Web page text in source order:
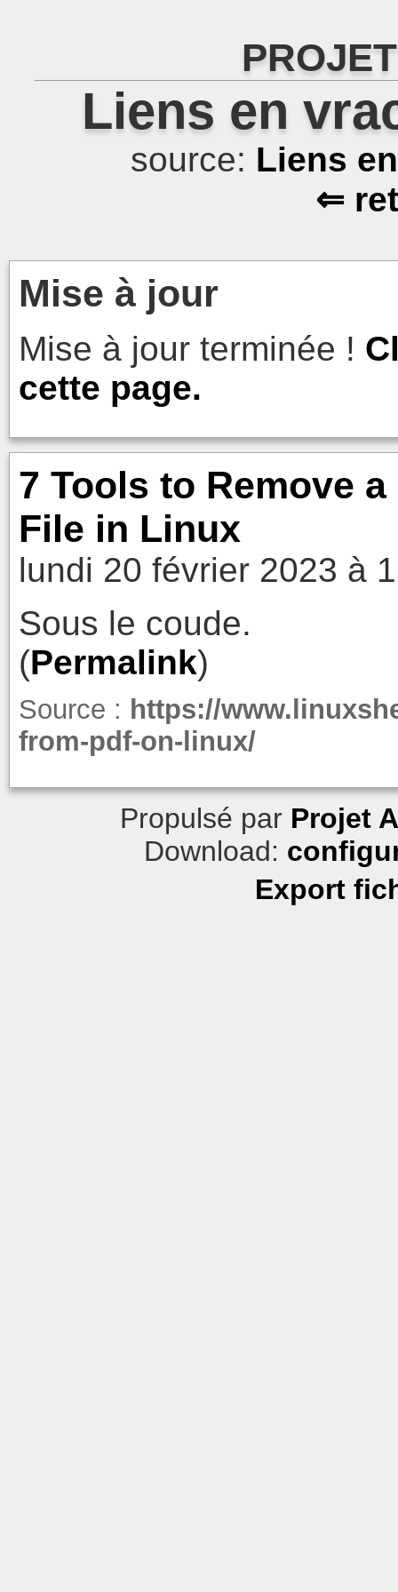
Liens en
source: Liens
⇐
Mise à jour
Mise à jour terminée !
cette page.
7 Tools to Remove
File in Linux
lundi 20 février 2023 à
Sous le coude.
(Permalink)
Source : https://
from-pdf-on-linux/
Propulsé par Projet
Download:
Export